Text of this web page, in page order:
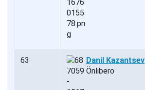
63
Danil Kazantsev
Önlibero